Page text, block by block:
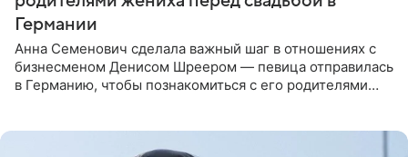
Германии
Анна Семенович сделала важный шаг в отношениях с
бизнесменом Денисом Шреером — певица отправилась
в Германию, чтобы познакомиться с его родителями